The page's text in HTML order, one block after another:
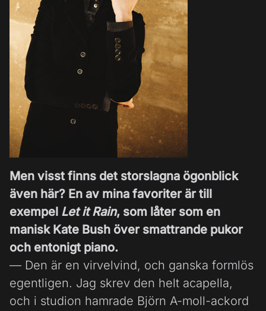
Men visst finns det storslagna ögonblick
även här? En av mina favoriter är till
exempel Let it Rain, som låter som en
manisk Kate Bush över smattrande pukor
och entonigt piano.
— Den är en virvelvind, och ganska formlös
egentligen. Jag skrev den helt acapella,
och i studion hamrade Björn A-moll-ackord